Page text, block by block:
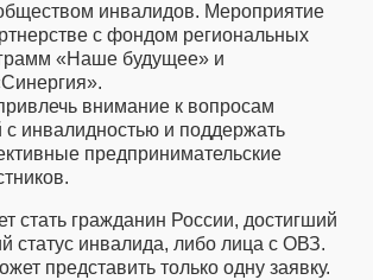
инвалидов. Мероприятие
с фондом региональных
«Наше будущее» и
внимание к вопросам
с инвалидностью и поддержать
предпринимательские
стать гражданин России, достигший
статус инвалида, либо лица с ОВЗ.
представить только одну заявку.